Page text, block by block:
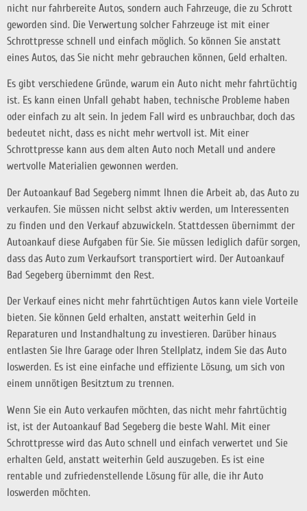
nicht nur fahrbereite Autos, sondern auch Fahrzeuge, die zu Schrott
geworden sind. Die Verwertung solcher Fahrzeuge ist mit einer
Schrottpresse schnell und einfach möglich. So können Sie anstatt
eines Autos, das Sie nicht mehr gebrauchen können, Geld erhalten.
Es gibt verschiedene Gründe, warum ein Auto nicht mehr fahrtüchtig
ist. Es kann einen Unfall gehabt haben, technische Probleme haben
oder einfach zu alt sein. In jedem Fall wird es unbrauchbar, doch das
bedeutet nicht, dass es nicht mehr wertvoll ist. Mit einer
Schrottpresse kann aus dem alten Auto noch Metall und andere
wertvolle Materialien gewonnen werden.
Der Autoankauf Bad Segeberg nimmt Ihnen die Arbeit ab, das Auto zu
verkaufen. Sie müssen nicht selbst aktiv werden, um Interessenten
zu finden und den Verkauf abzuwickeln. Stattdessen übernimmt der
Autoankauf diese Aufgaben für Sie. Sie müssen lediglich dafür sorgen,
dass das Auto zum Verkaufsort transportiert wird. Der Autoankauf
Bad Segeberg übernimmt den Rest.
Der Verkauf eines nicht mehr fahrtüchtigen Autos kann viele Vorteile
bieten. Sie können Geld erhalten, anstatt weiterhin Geld in
Reparaturen und Instandhaltung zu investieren. Darüber hinaus
entlasten Sie Ihre Garage oder Ihren Stellplatz, indem Sie das Auto
loswerden. Es ist eine einfache und effiziente Lösung, um sich von
einem unnötigen Besitztum zu trennen.
Wenn Sie ein Auto verkaufen möchten, das nicht mehr fahrtüchtig
ist, ist der Autoankauf Bad Segeberg die beste Wahl. Mit einer
Schrottpresse wird das Auto schnell und einfach verwertet und Sie
erhalten Geld, anstatt weiterhin Geld auszugeben. Es ist eine
rentable und zufriedenstellende Lösung für alle, die ihr Auto
loswerden möchten.